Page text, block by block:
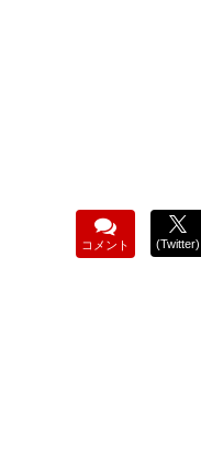
コメント (Twitter)